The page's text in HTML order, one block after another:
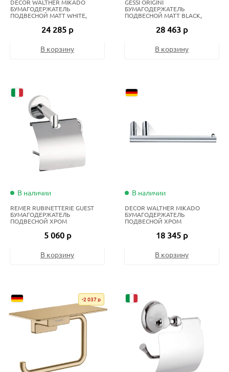
DECOR WALTHER MIKADO
БУМАГОДЕРЖАТЕЛЬ
ПОДВЕСНОЙ MATT WHITE,
24 285 р
В корзину
GESSI ORIGINI
БУМАГОДЕРЖАТЕЛЬ
ПОДВЕСНОЙ MATT BLACK,
28 463 р
В корзину
В наличии
REMER RUBINETTERIE GUEST
БУМАГОДЕРЖАТЕЛЬ
ПОДВЕСНОЙ ХРОМ
5 060 р
В корзину
В наличии
DECOR WALTHER MIKADO
БУМАГОДЕРЖАТЕЛЬ
ПОДВЕСНОЙ ХРОМ
18 345 р
В корзину
-2 037 р